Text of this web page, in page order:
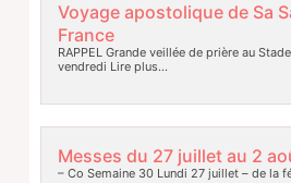
Voyage apostolique de Sa
France
RAPPEL Grande veillée de prière au
vendredi Lire plus…
Messes du 27 juillet au 2
– Co Semaine 30 Lundi 27 juillet – de la